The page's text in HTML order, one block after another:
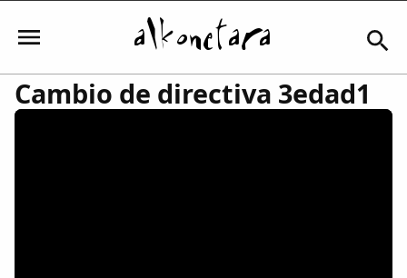
Cambio de directiva 3edad1